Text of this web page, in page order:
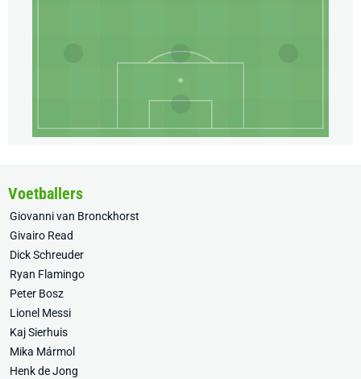
Voetballers
Giovanni van Bronckhorst
Givairo Read
Dick Schreuder
Ryan Flamingo
Peter Bosz
Lionel Messi
Kaj Sierhuis
Mika Mármol
Henk de Jong